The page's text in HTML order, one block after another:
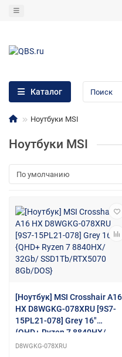
Каталог
Ноутбуки MSI
Ноутбуки MSI
[Ноутбук] MSI Crosshair A16
HX D8WGKG-078XRU [9S7-
15PL21-078] Grey 16"
{QHD+ Ryzen 7 8840HX/
32Gb/ SSD1Tb/RTX5070
D8WGKG-078XRU